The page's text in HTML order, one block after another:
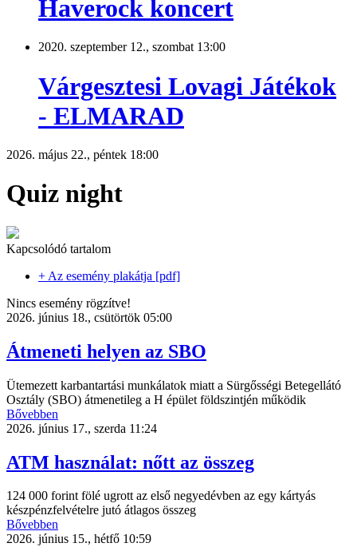
Haverock koncert
2020. szeptember 12., szombat 13:00
Várgesztesi Lovagi Játékok
- ELMARAD
2026. május 22., péntek 18:00
Quiz night
Kapcsolódó tartalom
+ Az esemény plakátja [pdf]
Nincs esemény rögzítve!
2026. június 18., csütörtök 05:00
Átmeneti helyen az SBO
Ütemezett karbantartási munkálatok miatt a Sürgősségi Betegellátó
Osztály (SBO) átmenetileg a H épület földszintjén működik
Bővebben
2026. június 17., szerda 11:24
ATM használat: nőtt az összeg
124 000 forint fölé ugrott az első negyedévben az egy kártyás
készpénzfelvételre jutó átlagos összeg
Bővebben
2026. június 15., hétfő 10:59